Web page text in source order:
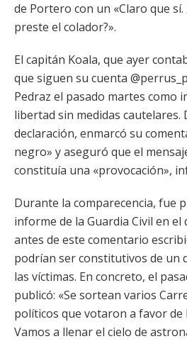
de Portero con un «Claro que sí.
preste el colador?».
El capitán Koala, que ayer
que siguen su cuenta
Pedraz el pasado martes como
libertad sin medidas cautelares.
declaración, enmarcó su
negro» y aseguró que el
constituía una «provocación»,
Durante la comparecencia, fue
informe de la Guardia Civil en el
antes de este comentario
podrían ser constitutivos de un
las víctimas. En concreto, el
publicó: «Se sortean varios
políticos que votaron a favor de
Vamos a llenar el cielo de